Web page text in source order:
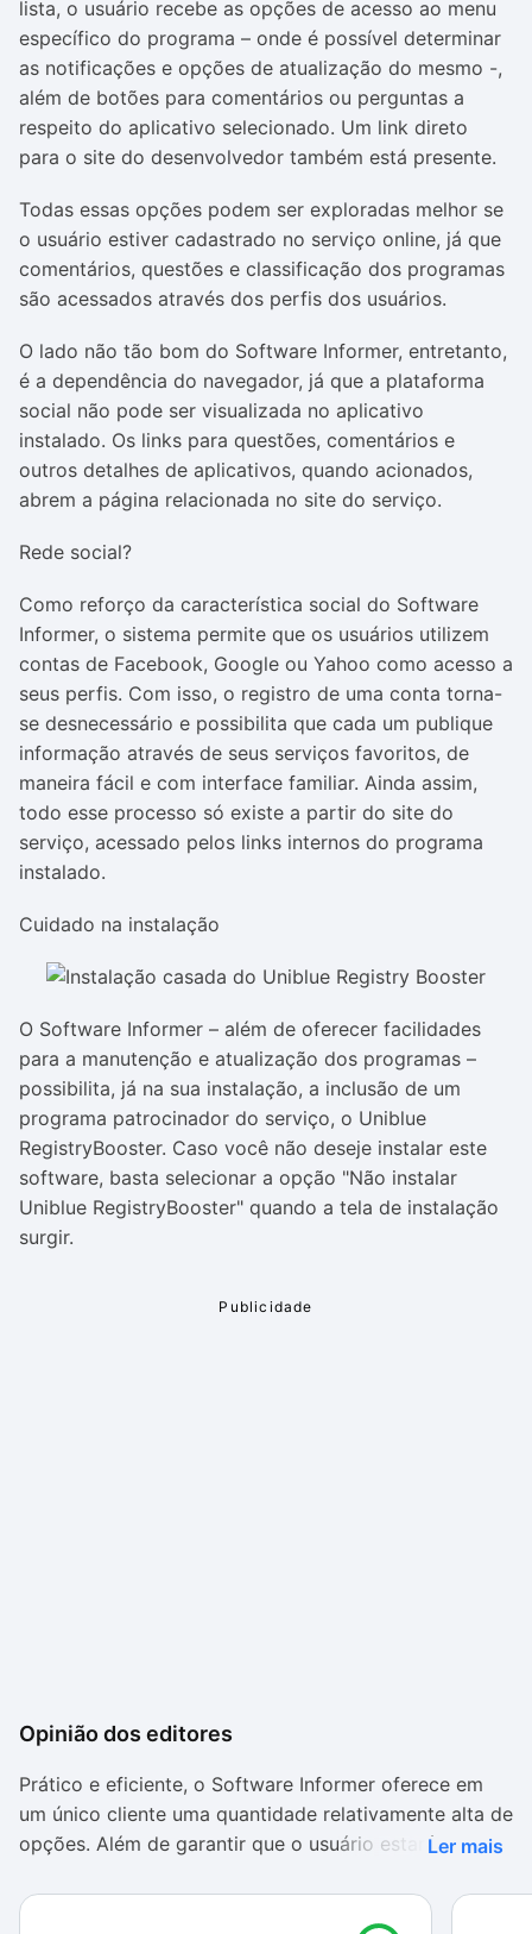
lista, o usuário recebe as opções de acesso ao menu
específico do programa – onde é possível determinar
as notificações e opções de atualização do mesmo -,
além de botões para comentários ou perguntas a
respeito do aplicativo selecionado. Um link direto
para o site do desenvolvedor também está presente.
Todas essas opções podem ser exploradas melhor se
o usuário estiver cadastrado no serviço online, já que
comentários, questões e classificação dos programas
são acessados através dos perfis dos usuários.
O lado não tão bom do Software Informer, entretanto,
é a dependência do navegador, já que a plataforma
social não pode ser visualizada no aplicativo
instalado. Os links para questões, comentários e
outros detalhes de aplicativos, quando acionados,
abrem a página relacionada no site do serviço.
Rede social?
Como reforço da característica social do Software
Informer, o sistema permite que os usuários utilizem
contas de Facebook, Google ou Yahoo como acesso a
seus perfis. Com isso, o registro de uma conta torna-
se desnecessário e possibilita que cada um publique
informação através de seus serviços favoritos, de
maneira fácil e com interface familiar. Ainda assim,
todo esse processo só existe a partir do site do
serviço, acessado pelos links internos do programa
instalado.
Cuidado na instalação
O Software Informer – além de oferecer facilidades
para a manutenção e atualização dos programas –
possibilita, já na sua instalação, a inclusão de um
programa patrocinador do serviço, o Uniblue
RegistryBooster. Caso você não deseje instalar este
software, basta selecionar a opção "Não instalar
Uniblue RegistryBooster" quando a tela de instalação
surgir.
Opinião dos editores
Prático e eficiente, o Software Informer oferece em
um único cliente uma quantidade relativamente alta de
opções. Além de garantir que o usuário estará sempre
aplicativos, as funções sociais do programa também
Ler mais